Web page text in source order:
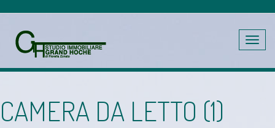
Toggle
CAMERA DA LETTO (1)